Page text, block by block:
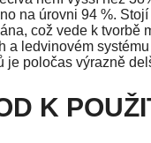
na úrovni 94 %.
což vede k tvorbě
ledvinovém
poločas výrazně
K